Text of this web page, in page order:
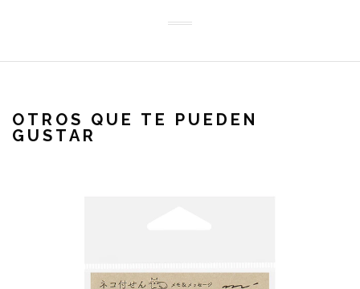
OTROS QUE TE PUEDEN
GUSTAR